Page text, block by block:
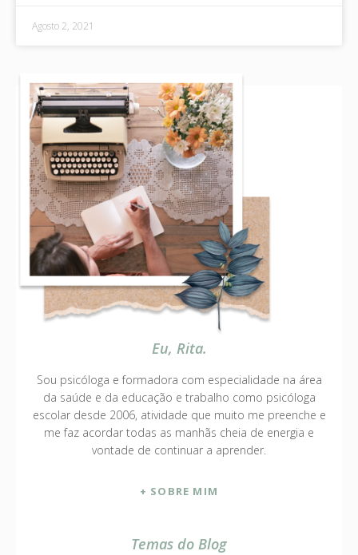
Agosto 2, 2021
Eu, Rita.
Sou psicóloga e formadora com especialidade na área
da saúde e da educação e trabalho como psicóloga
escolar desde 2006, atividade que muito me preenche e
me faz acordar todas as manhãs cheia de energia e
vontade de continuar a aprender.
+ SOBRE MIM
Temas do Blog